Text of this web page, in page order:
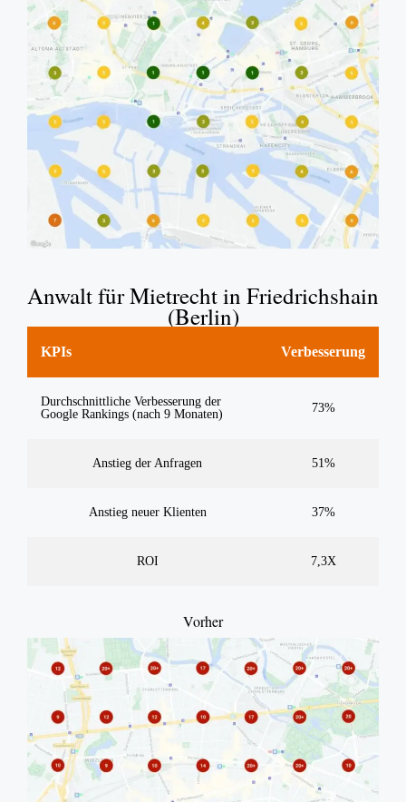
Anwalt für Mietrecht in Friedrichshain
(Berlin)
KPIs Verbesserung
Durchschnittliche Verbesserung der
Google Rankings (nach 9 Monaten)
73%
Anstieg der Anfragen 51%
Anstieg neuer Klienten 37%
ROI 7,3X
Vorher